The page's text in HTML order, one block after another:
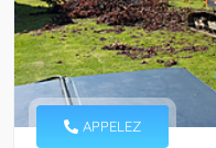
APPELEZ